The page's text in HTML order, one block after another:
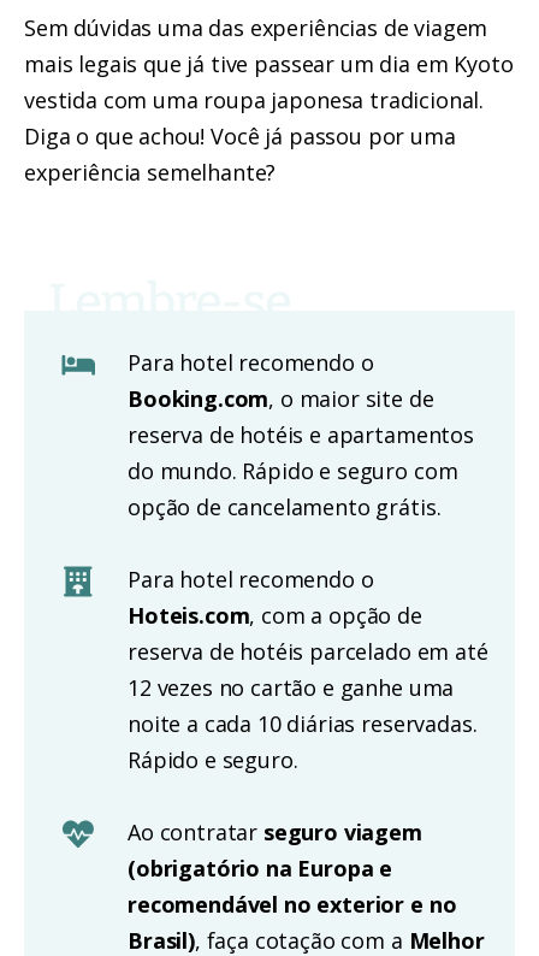
Sem dúvidas uma das experiências de viagem
mais legais que já tive passear um dia em Kyoto
vestida com uma roupa japonesa tradicional.
Diga o que achou! Você já passou por uma
experiência semelhante?
Para hotel recomendo o
Booking.com, o maior site de
reserva de hotéis e apartamentos
do mundo. Rápido e seguro com
opção de cancelamento grátis.
Para hotel recomendo o
Hoteis.com, com a opção de
reserva de hotéis parcelado em até
12 vezes no cartão e ganhe uma
noite a cada 10 diárias reservadas.
Rápido e seguro.
Ao contratar seguro viagem
(obrigatório na Europa e
recomendável no exterior e no
Brasil), faça cotação com a Melhor